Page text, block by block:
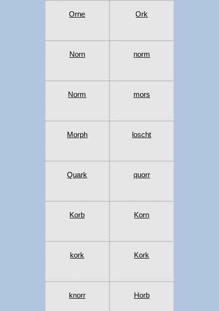
Orne Ork
Norn norm
Norm mors
Morph loscht
Quark quorr
Korb Korn
kork Kork
knorr Horb